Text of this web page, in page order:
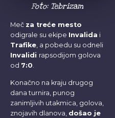
Foto: Tebrizam
Meč za treće mesto
odigrale su ekipe Invalida i
Trafike , a pobedu su odneli
Invalidi rapsodijom golova
od 7:0
Konačno na kraju drugog
dana turnira, punog
zanimljivih utakmica, golova,
znojavih dlanova, došao je